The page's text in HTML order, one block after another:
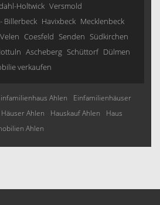
Holtwick Versmold
Billerbeck Havixbeck Mecklenbeck
Velen Coesfeld Senden Südkirchen
Ascheberg Schüttorf Dülmen
verkaufen
Ahlen
Einfamilienhäuser
Häuser Ahlen Hauskauf Ahlen
Haus
Ahlen